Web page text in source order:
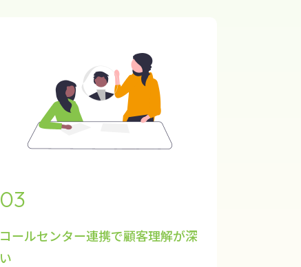
03
コールセンター連携で顧客理解が深
い